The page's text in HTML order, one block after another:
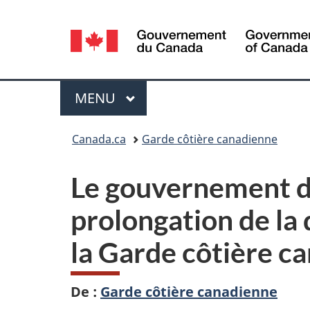
Sélection
de
la
langue
Menu
MENU PRINCIPAL
Canada.ca Garde côtière canadienne
Le gouvernement
prolongation de la
la Garde côtière
De : Garde côtière canadienne